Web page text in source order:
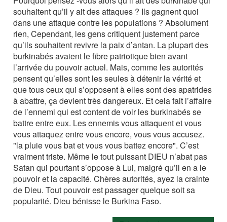
souhaitent qu’il y ait des attaques ? Ils gagnent quoi
dans une attaque contre les populations ? Absolument
rien, Cependant, les gens critiquent justement parce
qu’ils souhaitent revivre la paix d’antan. La plupart des
burkinabés avaient le fibre patriotique bien avant
l’arrivée du pouvoir actuel. Mais, comme les autorités
pensent qu’elles sont les seules à détenir la vérité et
que tous ceux qui s’opposent à elles sont des apatrides
à abattre, ça devient très dangereux. Et cela fait l’affaire
de l’ennemi qui est content de voir les burkinabés se
battre entre eux. Les ennemis vous attaquent et vous
vous attaquez entre vous encore, vous vous accusez.
"la pluie vous bat et vous vous battez encore". C’est
vraiment triste. Même le tout puissant DIEU n’abat pas
Satan qui pourtant s’oppose à Lui, malgré qu’il en a le
pouvoir et la capacité. Chères autorités, ayez la crainte
de Dieu. Tout pouvoir est passager quelque soit sa
popularité. Dieu bénisse le Burkina Faso.